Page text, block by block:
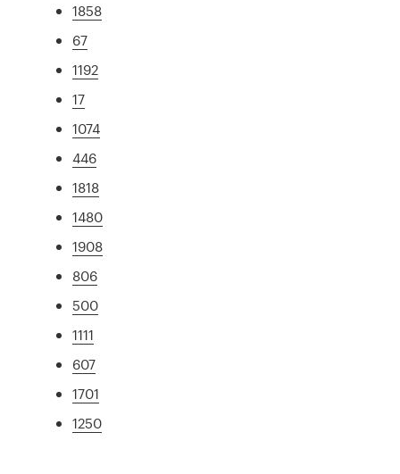
1858
67
1192
17
1074
446
1818
1480
1908
806
500
1111
607
1701
1250